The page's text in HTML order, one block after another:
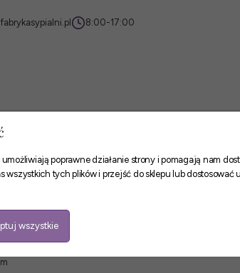
8:00-17:00
poprawne działanie strony i pomagają nam
wszystkich tych plików i przejść do sklepu lub
wszystkie